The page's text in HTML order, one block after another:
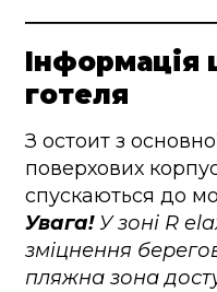
Інформація
готеля
З остоит з
поверхових
спускаються до
Увага!У зоні R
зміцнення
пляжна зона